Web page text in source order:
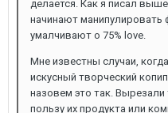
делается. Как я писал
начинают манипулировать
умалчивают о 75% love.
Мне известны случаи,
искусный творческий
назовем это так.
пользу их продукта или